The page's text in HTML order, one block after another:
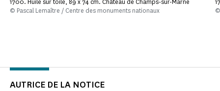
1700. Huile sur toile, 89 x 74 cm. Château de Champs-sur-Marne
© Pascal Lemaître / Centre des monuments nationaux
AUTRICE DE LA NOTICE